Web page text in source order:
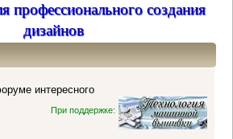
профессионального создания
дизайнов
интересного
При поддержке: